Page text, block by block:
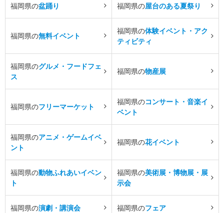
福岡県の盆踊り 福岡県の屋台のある夏祭り
福岡県の無料イベント
福岡県の体験イベント・アク
ティビティ
福岡県のグルメ・フードフェ
ス
福岡県の物産展
福岡県のフリーマーケット
福岡県のコンサート・音楽イ
ベント
福岡県のアニメ・ゲームイベ
ント
福岡県の花イベント
福岡県の動物ふれあいイベン
ト
福岡県の美術展・博物展・展
示会
福岡県の演劇・講演会 福岡県のフェア